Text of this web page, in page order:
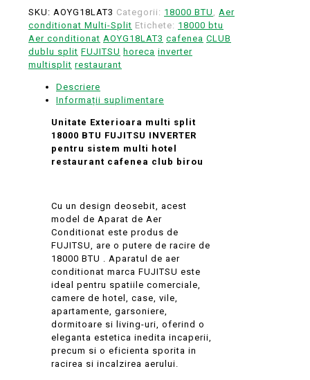
fost:
7.369 lei.
6.409 lei.
SKU: AOYG18LAT3 Categorii: 18000 BTU , Aer
conditionat Multi-Split Etichete: 18000 btu
Aer conditionat AOYG18LAT3 cafenea CLUB
dublu split FUJITSU horeca inverter
multisplit restaurant
Descriere
Informații suplimentare
Unitate Exterioara multi split
18000 BTU FUJITSU INVERTER
pentru sistem multi hotel
restaurant cafenea club birou
Cu un design deosebit, acest
model de Aparat de Aer
Conditionat este produs de
FUJITSU, are o putere de racire de
18000 BTU . Aparatul de aer
conditionat marca FUJITSU este
ideal pentru spatiile comerciale,
camere de hotel, case, vile,
apartamente, garsoniere,
dormitoare si living-uri, oferind o
eleganta estetica inedita incaperii,
precum si o eficienta sporita in
racirea si incalzirea aerului.